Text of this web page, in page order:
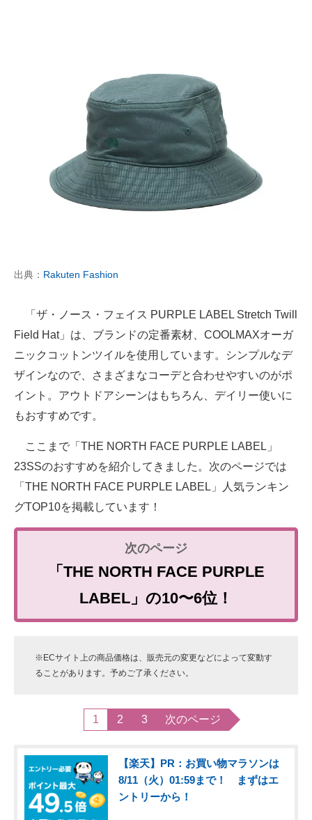
出典： Rakuten Fashion
「ザ・ノース・フェイス PURPLE LABEL Stretch Twill
Field Hat」は、ブランドの定番素材、COOLMAXオーガ
ニックコットンツイルを使用しています。シンプルなデ
ザインなので、さまざまなコーデと合わせやすいのがポ
イント。アウトドアシーンはもちろん、デイリー使いに
もおすすめです。
ここまで「THE NORTH FACE PURPLE LABEL」
23SSのおすすめを紹介してきました。次のページでは
「THE NORTH FACE PURPLE LABEL」人気ランキン
グTOP10を掲載しています！
「THE NORTH FACE PURPLE
LABEL」の10〜6位！
※ECサイト上の商品価格は、販売元の変更などによって変動す
ることがあります。予めご了承ください。
1 2 3 次のページ
【楽天】PR：お買い物マラソンは
8/11（火）01:59まで！ まずはエ
ントリーから！